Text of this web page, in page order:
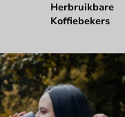
Herbruikbare
Koffiebekers